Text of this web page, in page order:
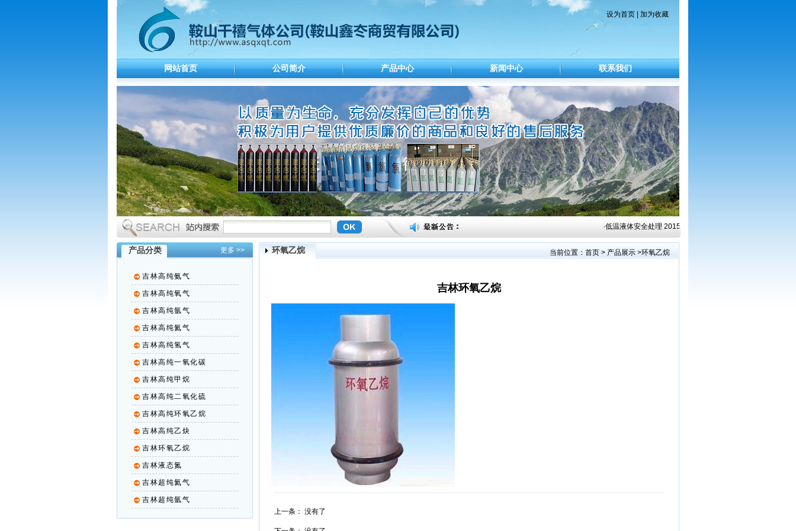
设为首页 加为收藏
网站首页 公司简介 产品中心 新闻中心 联系我们
低温液体安全处理2015/8/23 ·
产品分类 更多 >>
吉林高纯氨气
吉林高纯氧气
吉林高纯氩气
吉林高纯氦气
吉林高纯氢气
吉林高纯一氧化碳
吉林高纯甲烷
吉林高纯二氧化硫
吉林高纯环氧乙烷
吉林高纯乙炔
吉林环氧乙烷
吉林液态氮
吉林超纯氦气
吉林超纯氩气
环氧乙烷 当前位置： 首页 > 产品展示 >环氧乙烷
吉林环氧乙烷
上一条： 没有了